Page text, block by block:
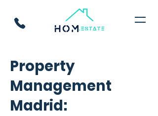
Property
Management
Madrid: